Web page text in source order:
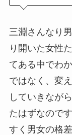
三淵さんなり
り開いた女性
てある中でわ
ではなく、変
していきなが
たはずなので
すく男女の格